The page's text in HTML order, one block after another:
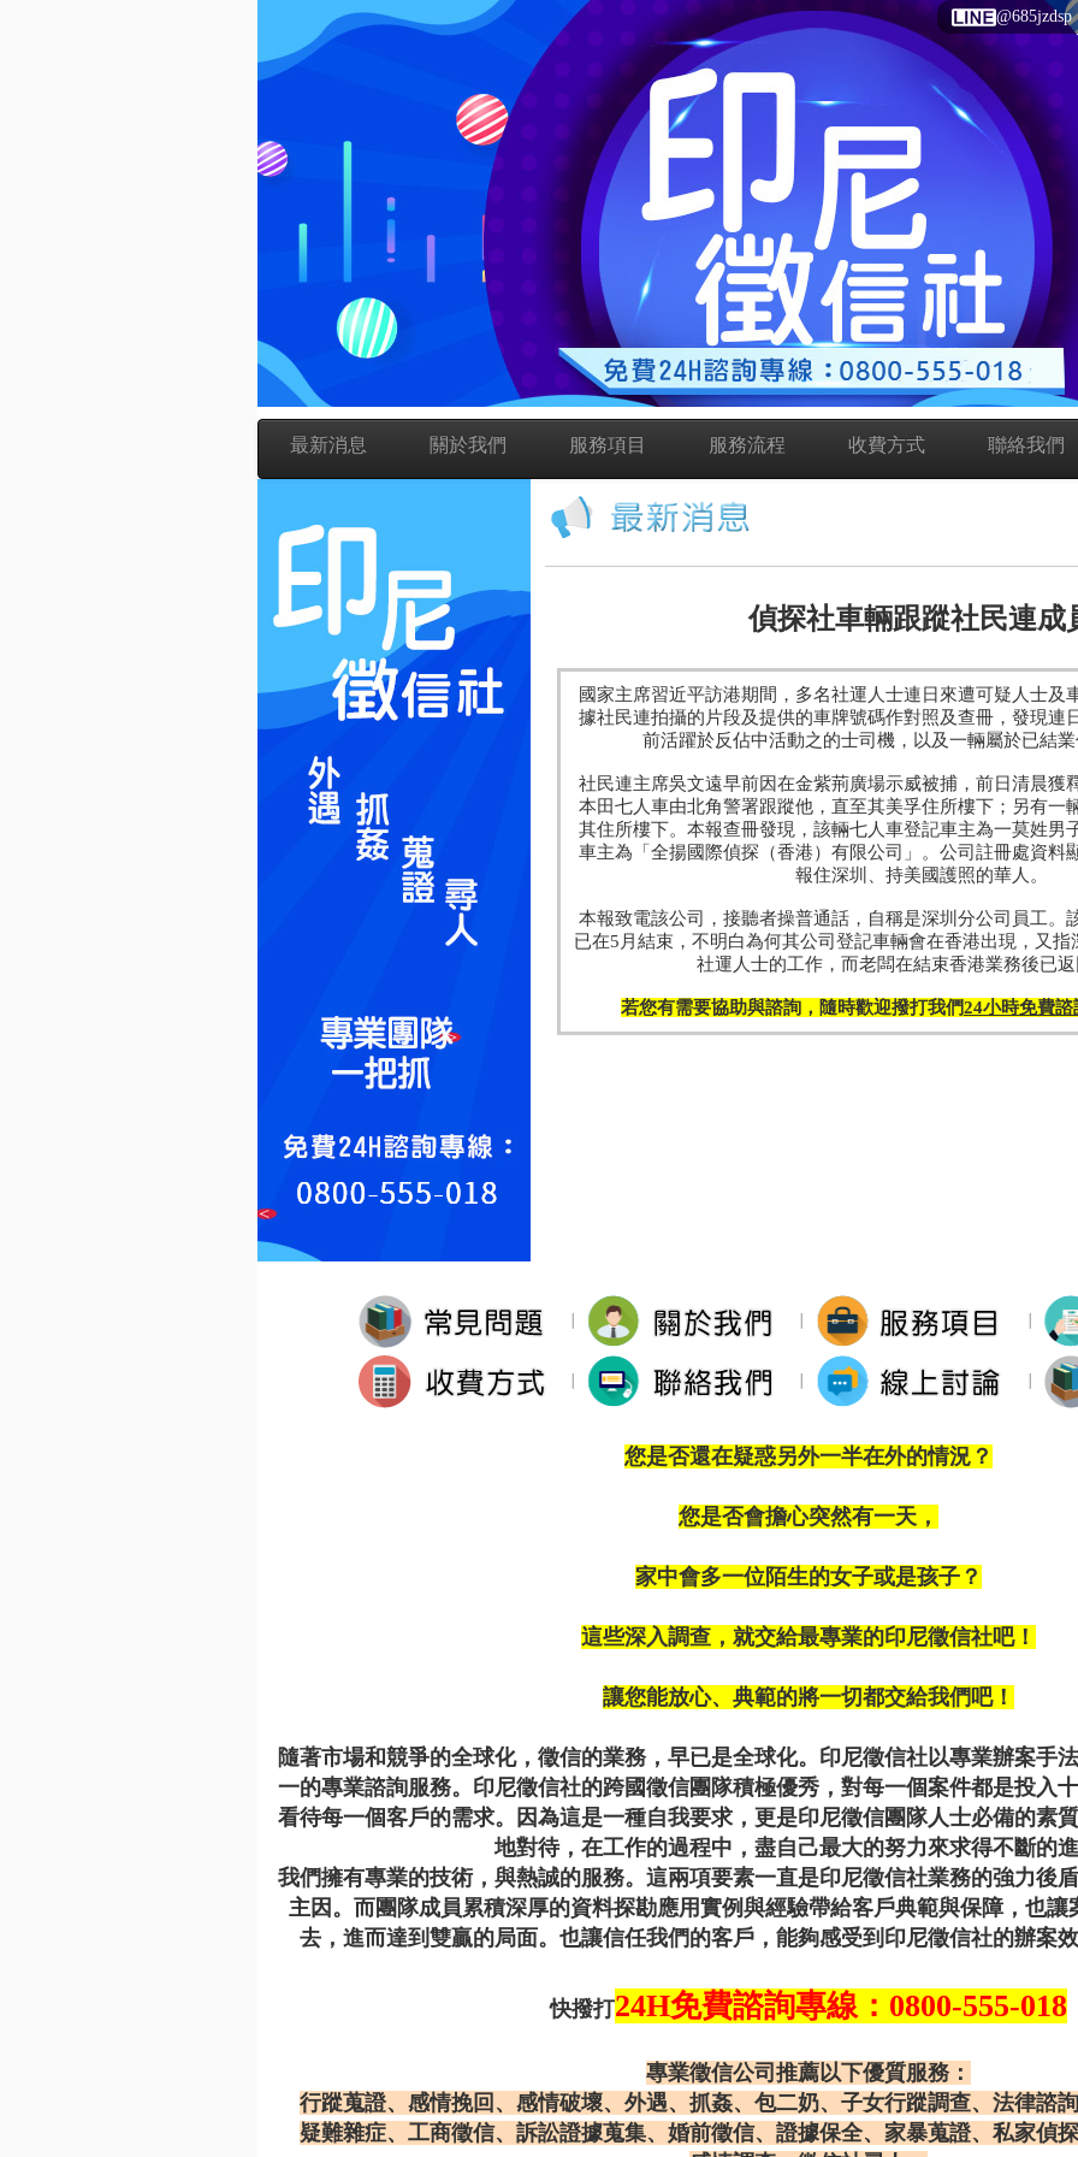
@685jzdsp
最新消息 關於我們 服務項目 服務流程 收費方式 聯絡我們
偵探社車輛跟蹤社民連成
國家主席習近平訪港期間，多名社運人士連日來遭可疑人士及
據社民連拍攝的片段及提供的車牌號碼作對照及查冊，發現連
前活躍於反佔中活動之的士司機，以及一輛屬於已結
社民連主席吳文遠早前因在金紫荊廣場示威被捕，前日清晨獲
本田七人車由北角警署跟蹤他，直至其美孚住所樓下；另有一
其住所樓下。本報查冊發現，該輛七人車登記車主為一莫姓男
車主為「全揚國際偵探（香港）有限公司」。公司註冊處資料
報住深圳、持美國護照的華人。
本報致電該公司，接聽者操普通話，自稱是深圳分公司員工。
已在5月結束，不明白為何其公司登記車輛會在香港出現，又
社運人士的工作，而老闆在結束香港業務後已
若您有需要協助與諮詢，隨時歡迎撥打我們24小時免費諮
您是否還在疑惑另外一半在外的情況？
您是否會擔心突然有一天，
家中會多一位陌生的女子或是孩子？
這些深入調查，就交給最專業的印尼徵信社吧！
讓您能放心、典範的將一切都交給我們吧！
隨著市場和競爭的全球化，徵信的業務，早已是全球化。印尼徵信社以專業辦案手
一的專業諮詢服務。印尼徵信社的跨國徵信團隊積極優秀，對每一個案件都是投入
看待每一個客戶的需求。因為這是一種自我要求，更是印尼徵信團隊人士必備的素
地對待，在工作的過程中，盡自己最大的努力來求得不斷的
我們擁有專業的技術，與熱誠的服務。這兩項要素一直是印尼徵信社業務的強力後
主因。而團隊成員累積深厚的資料探勘應用實例與經驗帶給客戶典範與保障，也
去，進而達到雙贏的局面。也讓信任我們的客戶，能夠感受到印尼徵信社的辦案
快撥打24H免費諮詢專線：0800-555-018
專業徵信公司推薦以下優質服務：
行蹤蒐證、感情挽回、感情破壞、外遇、抓姦、包二奶、子女行蹤調查、法律諮
疑難雜症、工商徵信、訴訟證據蒐集、婚前徵信、證據保全、家暴蒐證、私家偵